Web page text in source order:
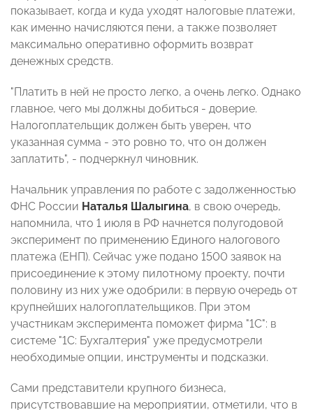
показывает, когда и куда уходят налоговые платежи,
как именно начисляются пени, а также позволяет
максимально оперативно оформить возврат
денежных средств.
"Платить в ней не просто легко, а очень легко. Однако
главное, чего мы должны добиться - доверие.
Налогоплательщик должен быть уверен, что
указанная сумма - это ровно то, что он должен
заплатить", - подчеркнул чиновник.
Начальник управления по работе с задолженностью
ФНС России Наталья Шалыгина, в свою очередь,
напомнила, что 1 июля в РФ начнется полугодовой
эксперимент по применению Единого налогового
платежа (ЕНП). Сейчас уже подано 1500 заявок на
присоединение к этому пилотному проекту, почти
половину из них уже одобрили: в первую очередь от
крупнейших налогоплательщиков. При этом
участникам эксперимента поможет фирма "1С": в
системе "1С: Бухгалтерия" уже предусмотрели
необходимые опции, инструменты и подсказки.
Сами представители крупного бизнеса,
присутствовавшие на мероприятии, отметили, что в